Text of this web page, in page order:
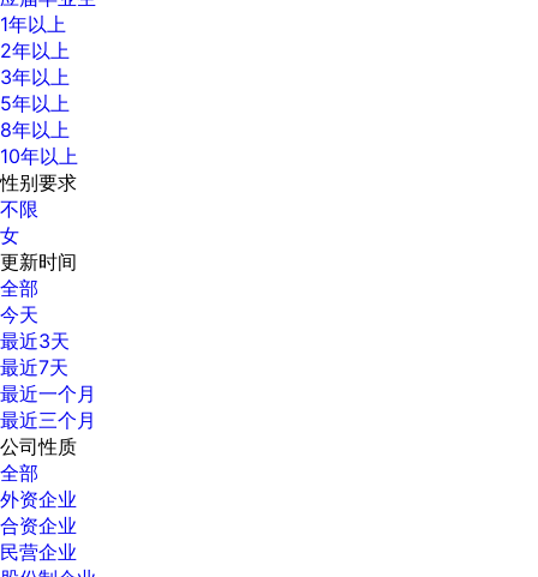
1年以上
2年以上
3年以上
5年以上
8年以上
10年以上
性别要求
不限
女
更新时间
全部
今天
最近3天
最近7天
最近一个月
最近三个月
公司性质
全部
外资企业
合资企业
民营企业